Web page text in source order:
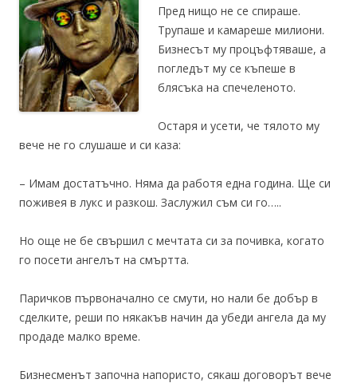
Пред нищо не се спираше.
Трупаше и камареше милиони.
Бизнесът му процъфтяваше, а
погледът му се къпеше в
блясъка на спечеленото.
Остаря и усети, че тялото му
вече не го слушаше и си каза:
– Имам достатъчно. Няма да работя една година. Ще си
поживея в лукс и разкош. Заслужил съм си го…..
Но още не бе свършил с мечтата си за почивка, когато
го посети ангелът на смъртта.
Паричков първоначално се смути, но нали бе добър в
сделките, реши по някакъв начин да убеди ангела да му
продаде малко време.
Бизнесменът започна напористо, сякаш договорът вече